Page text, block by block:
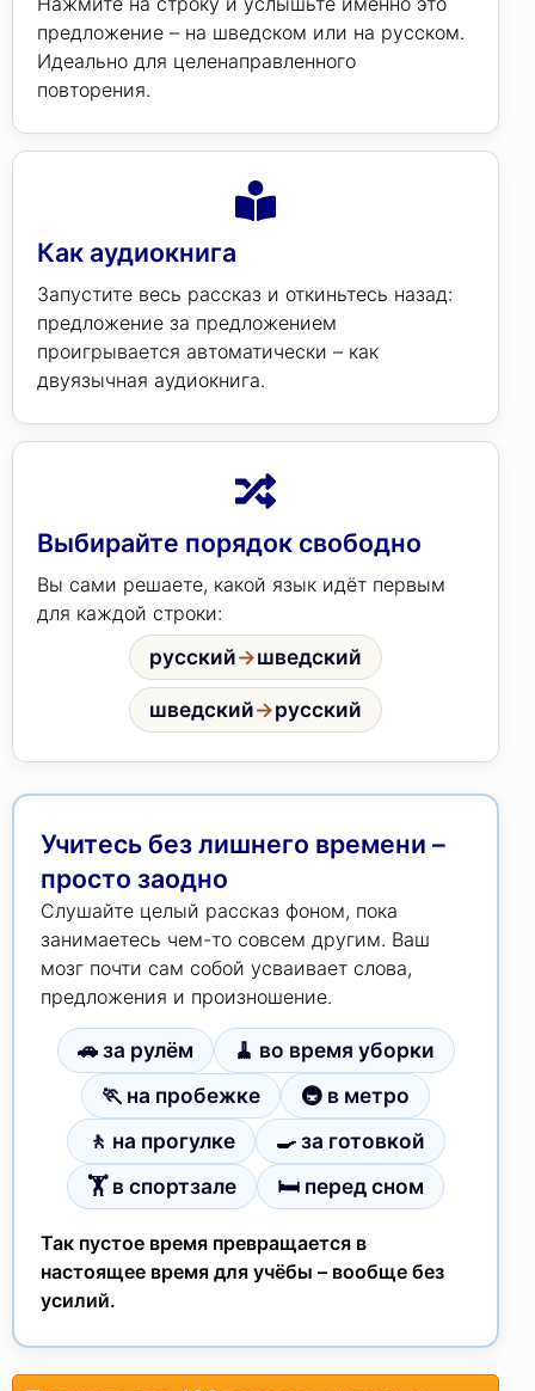
предложение – на шведском или на русском.
Идеально для целенаправленного
повторения.
Как аудиокнига
Запустите весь рассказ и откиньтесь назад:
предложение за предложением
проигрывается автоматически – как
двуязычная аудиокнига.
Выбирайте порядок свободно
Вы сами решаете, какой язык идёт первым
для каждой строки:
русский→шведский
шведский→русский
Учитесь без лишнего времени –
просто заодно
Слушайте целый рассказ фоном, пока
занимаетесь чем-то совсем другим. Ваш
мозг почти сам собой усваивает слова,
предложения и произношение.
🚗 за рулём
🧹 во время уборки
🏃 на пробежке
🚇 в метро
🚶 на прогулке
🍳 за готовкой
🏋 в спортзале
🛏 перед сном
Так пустое время превращается в
настоящее время для учёбы – вообще без
усилий.